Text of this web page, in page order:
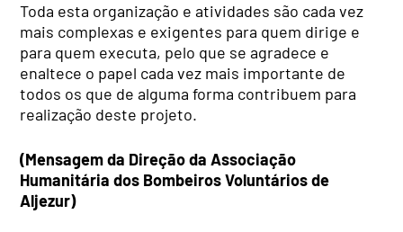
Toda esta organização e atividades são cada vez
mais complexas e exigentes para quem dirige e
para quem executa, pelo que se agradece e
enaltece o papel cada vez mais importante de
todos os que de alguma forma contribuem para
realização deste projeto.
(Mensagem da Direção da Associação
Humanitária dos Bombeiros Voluntários de
Aljezur)